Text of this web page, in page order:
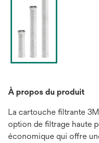
À propos du produit
La cartouche filtrante
option de filtrage haute
économique qui offre